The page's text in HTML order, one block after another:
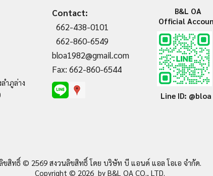
ำภูล่าง
Contact:
662-438-0101
662-860-6549
bloa1982@gmail.com
Fax: 662-860-6544
B&L OA
Official
Line ID: @bloa
ขสิทธิ์ © 2569 สงวนลิขสิทธิ์ โดย บริษัท บี แอนด์ แอล โอเอ จำกัด
Copyright © 2026 by B&L OA CO., LTD.